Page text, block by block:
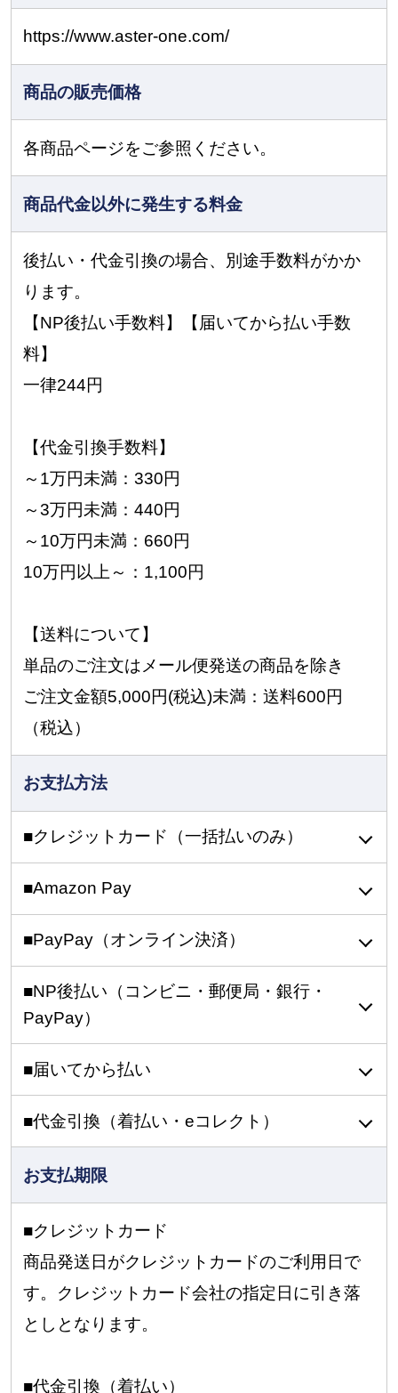
https://www.aster-one.com/
商品の販売価格
各商品ページをご参照ください。
商品代金以外に発生する料金
後払い・代金引換の場合、別途手数料がかか
ります。
【NP後払い手数料】【届いてから払い手数
料】
一律244円
【代金引換手数料】
～1万円未満：330円
～3万円未満：440円
～10万円未満：660円
10万円以上～：1,100円
【送料について】
単品のご注文はメール便発送の商品を除き
ご注文金額5,000円(税込)未満：送料600円
（税込）
お支払方法
■クレジットカード（一括払いのみ）
■Amazon Pay
■PayPay（オンライン決済）
■NP後払い（コンビニ・郵便局・銀行・
PayPay）
■届いてから払い
■代金引換（着払い・eコレクト）
お支払期限
■クレジットカード
商品発送日がクレジットカードのご利用日で
す。クレジットカード会社の指定日に引き落
としとなります。
■代金引換（着払い）